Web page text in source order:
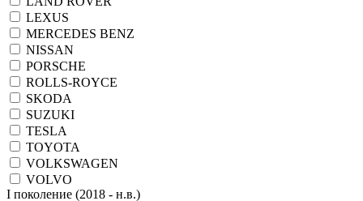
LEXUS
MERCEDES BENZ
NISSAN
PORSCHE
ROLLS-ROYCE
SKODA
SUZUKI
TESLA
TOYOTA
VOLKSWAGEN
VOLVO